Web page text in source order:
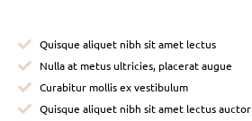
Quisque aliquet nibh sit amet lectus
Nulla at metus ultricies, placerat augue
Curabitur mollis ex vestibulum
Quisque aliquet nibh sit amet lectus auctor